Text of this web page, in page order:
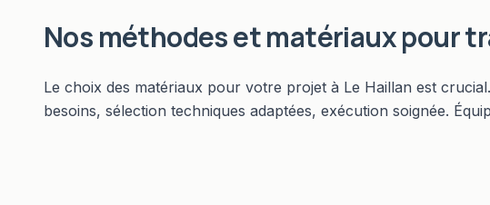
Nos méthodes et matériaux pour
Le choix des matériaux pour votre projet à Le Haillan est
besoins, sélection techniques adaptées, exécution soignée.